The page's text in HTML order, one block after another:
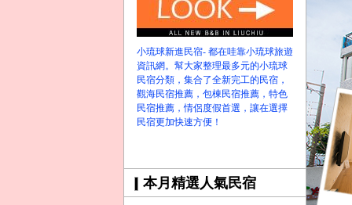
【小琉球民宿特約】東港停車場!!看這邊
小琉球民宿 最完整的旅遊資訊都在這
【哇靠小琉球】新版官網熱情開站
【哇靠小琉球粉絲團】即時動態!!
小琉球新進民宿- 都在哇靠小琉球旅遊
資訊網。幫大家整理最多元的小琉球
民宿分類，集合了全新完工的民宿，
觀海民宿推薦，包棟民宿推薦，特色
民宿推薦，情侶度假首選，讓在選擇
民宿更加快速方便！
本月精選人氣民宿